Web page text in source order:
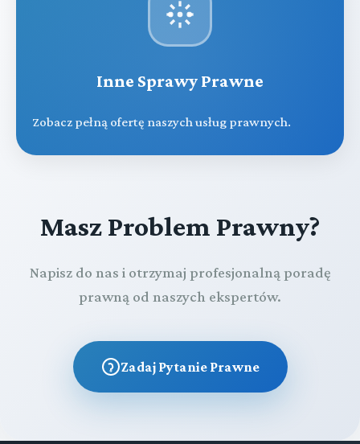
Inne Sprawy Prawne
Zobacz pełną ofertę naszych usług prawnych.
Masz Problem Prawny?
Napisz do nas i otrzymaj profesjonalną poradę
prawną od naszych ekspertów.
Zadaj Pytanie Prawne